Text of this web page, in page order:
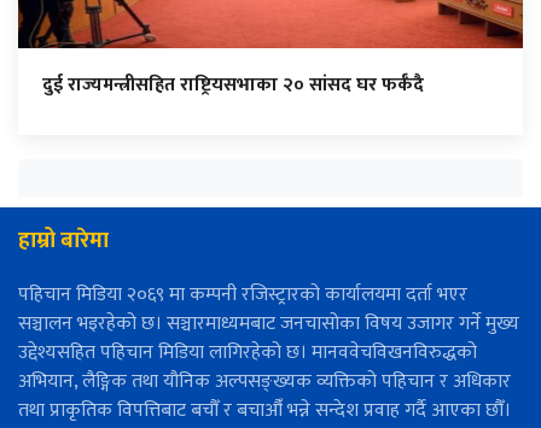
दुई राज्यमन्त्रीसहित राष्ट्रियसभाका २० सांसद घर फर्कँदै
हाम्रो बारेमा
पहिचान मिडिया २०६९ मा कम्पनी रजिस्ट्रारको कार्यालयमा दर्ता भएर
सञ्चालन भइरहेको छ। सञ्चारमाध्यमबाट जनचासोका विषय उजागर गर्ने मुख्य
उद्देश्यसहित पहिचान मिडिया लागिरहेको छ। मानववेचविखनविरुद्धको
अभियान, लैङ्गिक तथा यौनिक अल्पसङ्ख्यक व्यक्तिको पहिचान र अधिकार
तथा प्राकृतिक विपत्तिबाट बचौँ र बचाऔँ भन्ने सन्देश प्रवाह गर्दै आएका छौँ।